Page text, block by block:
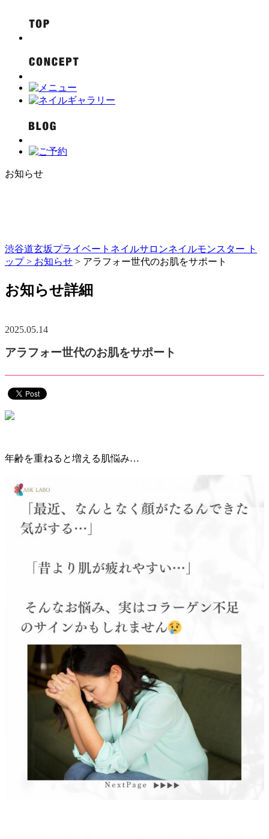
お知らせ
渋谷道玄坂プライベートネイルサロンネイルモンスター ト
ップ > お知らせ > アラフォー世代のお肌をサポート
お知らせ詳細
2025.05.14
アラフォー世代のお肌をサポート
年齢を重ねると増える肌悩み…